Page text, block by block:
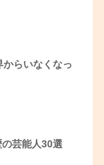
らいなくなっ
芸能人30選